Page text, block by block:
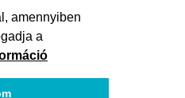
amennyiben
a